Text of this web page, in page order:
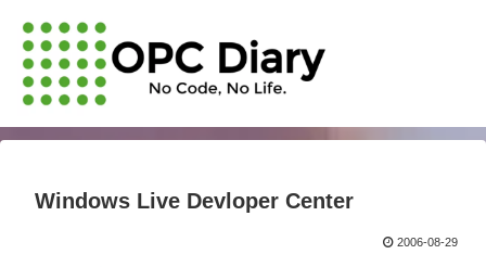
Windows Live Devloper Center
2006-08-29